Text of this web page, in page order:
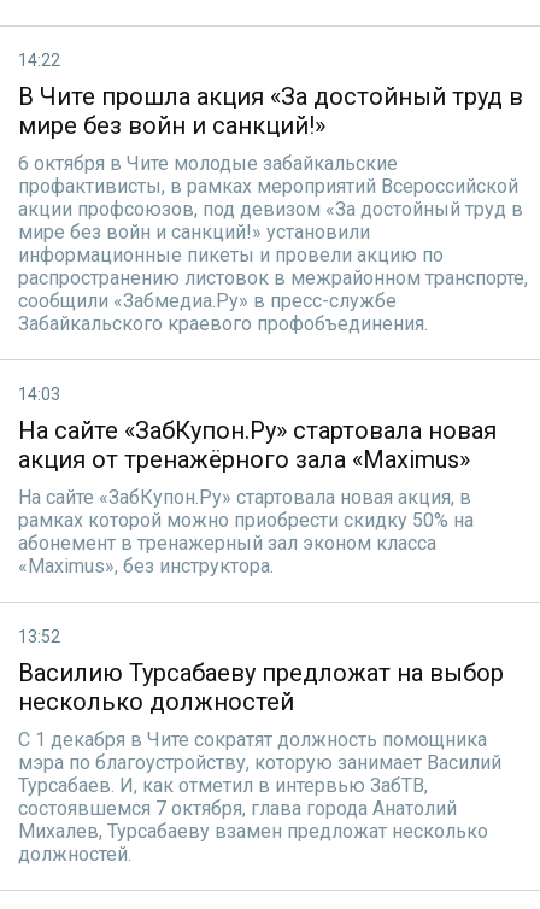
14:22
В Чите прошла акция «За достойный труд в
мире без войн и санкций!»
6 октября в Чите молодые забайкальские
профактивисты, в рамках мероприятий Всероссийской
акции профсоюзов, под девизом «За достойный труд в
мире без войн и санкций!» установили
информационные пикеты и провели акцию по
распространению листовок в межрайонном транспорте,
сообщили «Забмедиа.Ру» в пресс-службе
Забайкальского краевого профобъединения.
14:03
На сайте «ЗабКупон.Ру» стартовала новая
акция от тренажёрного зала «Maximus»
На сайте «ЗабКупон.Ру» стартовала новая акция, в
рамках которой можно приобрести скидку 50% на
абонемент в тренажерный зал эконом класса
«Maximus», без инструктора.
13:52
Василию Турсабаеву предложат на выбор
несколько должностей
С 1 декабря в Чите сократят должность помощника
мэра по благоустройству, которую занимает Василий
Турсабаев. И, как отметил в интервью ЗабТВ,
состоявшемся 7 октября, глава города Анатолий
Михалев, Турсабаеву взамен предложат несколько
должностей.